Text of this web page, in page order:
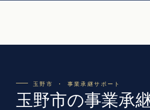
玉野市 · 事業承継サポート
玉野市の事業承